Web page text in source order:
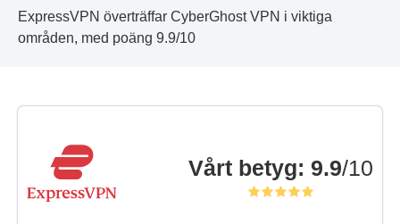
ExpressVPN överträffar CyberGhost VPN i viktiga
områden, med poäng 9.9/10
Vårt betyg: 9.9/10